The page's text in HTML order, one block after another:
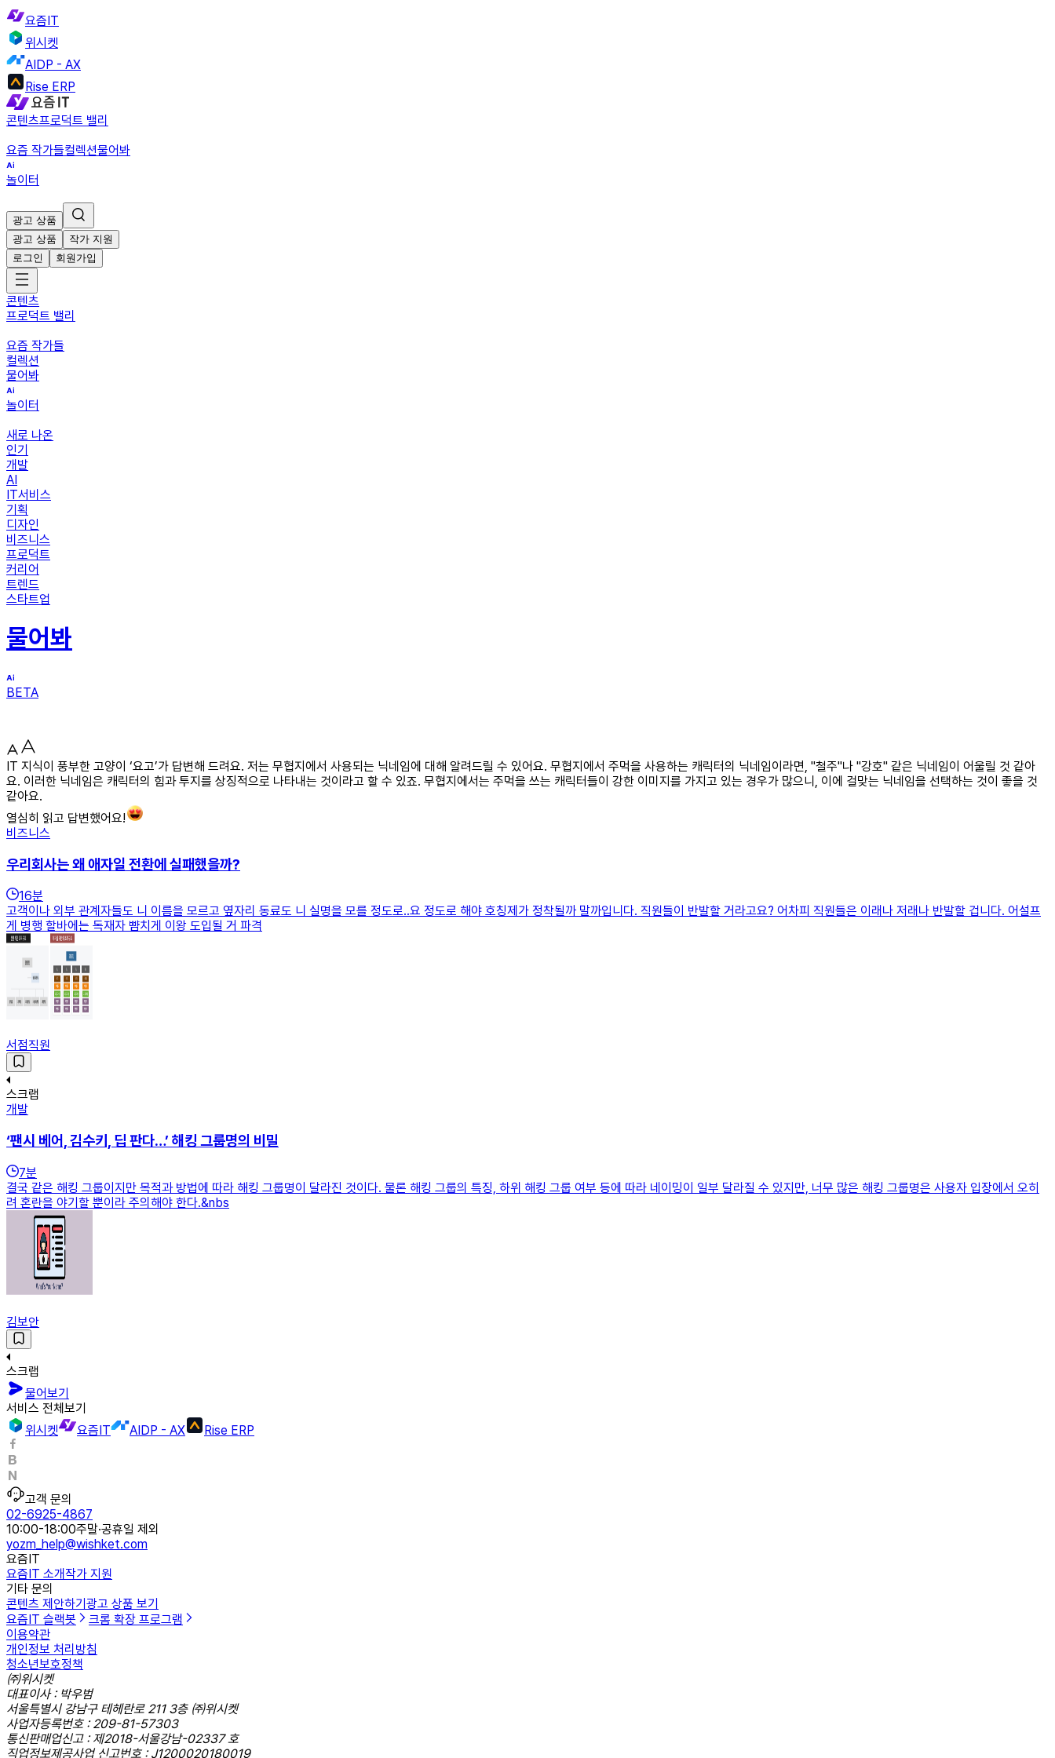
요즘IT
위시켓
AIDP - AX
Rise ERP
콘텐츠프로덕트 밸리
요즘 작가들컬렉션물어봐
놀이터
광고 상품
광고 상품
작가 지원
로그인
회원가입
콘텐츠
프로덕트 밸리
요즘 작가들
컬렉션
물어봐
놀이터
새로 나온
인기
개발
AI
IT서비스
기획
디자인
비즈니스
프로덕트
커리어
트렌드
스타트업
물어봐
BETA
IT 지식이 풍부한 고양이 ‘요고’가 답변해 드려요. 저는 무협지에서 사용되는 닉네임에 대해 알려드릴 수 있어요. 무협지에서 주먹을 사용하는 캐릭터의 닉네임이라면, "철주"나 "강호" 같은 닉네임이 어울릴 것 같아
요. 이러한 닉네임은 캐릭터의 힘과 투지를 상징적으로 나타내는 것이라고 할 수 있죠. 무협지에서는 주먹을 쓰는 캐릭터들이 강한 이미지를 가지고 있는 경우가 많으니, 이에 걸맞는 닉네임을 선택하는 것이 좋을 것
같아요.
열심히 읽고 답변했어요!
비즈니스
우리회사는 왜 애자일 전환에 실패했을까?
16분
고객이나 외부 관계자들도 니 이름을 모르고 옆자리 동료도 니 실명을 모를 정도로..요 정도로 해야 호칭제가 정착될까 말까입니다. 직원들이 반발할 거라고요? 어차피 직원들은 이래나 저래나 반발할 겁니다. 어설프
게 병행 할바에는 독재자 뺨치게 이왕 도입될 거 파격
서점직원
스크랩
개발
‘팬시 베어, 김수키, 딥 판다…’ 해킹 그룹명의 비밀
7분
결국 같은 해킹 그룹이지만 목적과 방법에 따라 해킹 그룹명이 달라진 것이다. 물론 해킹 그룹의 특징, 하위 해킹 그룹 여부 등에 따라 네이밍이 일부 달라질 수 있지만, 너무 많은 해킹 그룹명은 사용자 입장에서 오히
려 혼란을 야기할 뿐이라 주의해야 한다.&nbs
김보안
스크랩
물어보기
서비스 전체보기
위시켓
요즘IT AIDP - AX Rise ERP
고객 문의
02-6925-4867
10:00-18:00주말·공휴일 제외
yozm_help@wishket.com
요즘IT
요즘IT 소개작가 지원
기타 문의
콘텐츠 제안하기광고 상품 보기
요즘IT 슬랙봇
크롬 확장 프로그램
이용약관
개인정보 처리방침
청소년보호정책
㈜위시켓
대표이사 : 박우범
서울특별시 강남구 테헤란로 211 3층 ㈜위시켓
사업자등록번호 : 209-81-57303
통신판매업신고 : 제2018-서울강남-02337 호
직업정보제공사업 신고번호 : J1200020180019